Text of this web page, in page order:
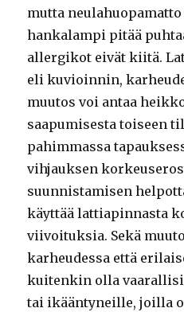
mutta
hankalampi pitää
allergikot eivät kiitä.
eli kuvioinnin,
muutos voi antaa
saapumisesta toiseen
pahimmassa
vihjauksen
suunnistamisen
käyttää lattiapinnasta
viivoituksia. Sekä
karheudessa että
kuitenkin olla
tai ikääntyneille, joilla